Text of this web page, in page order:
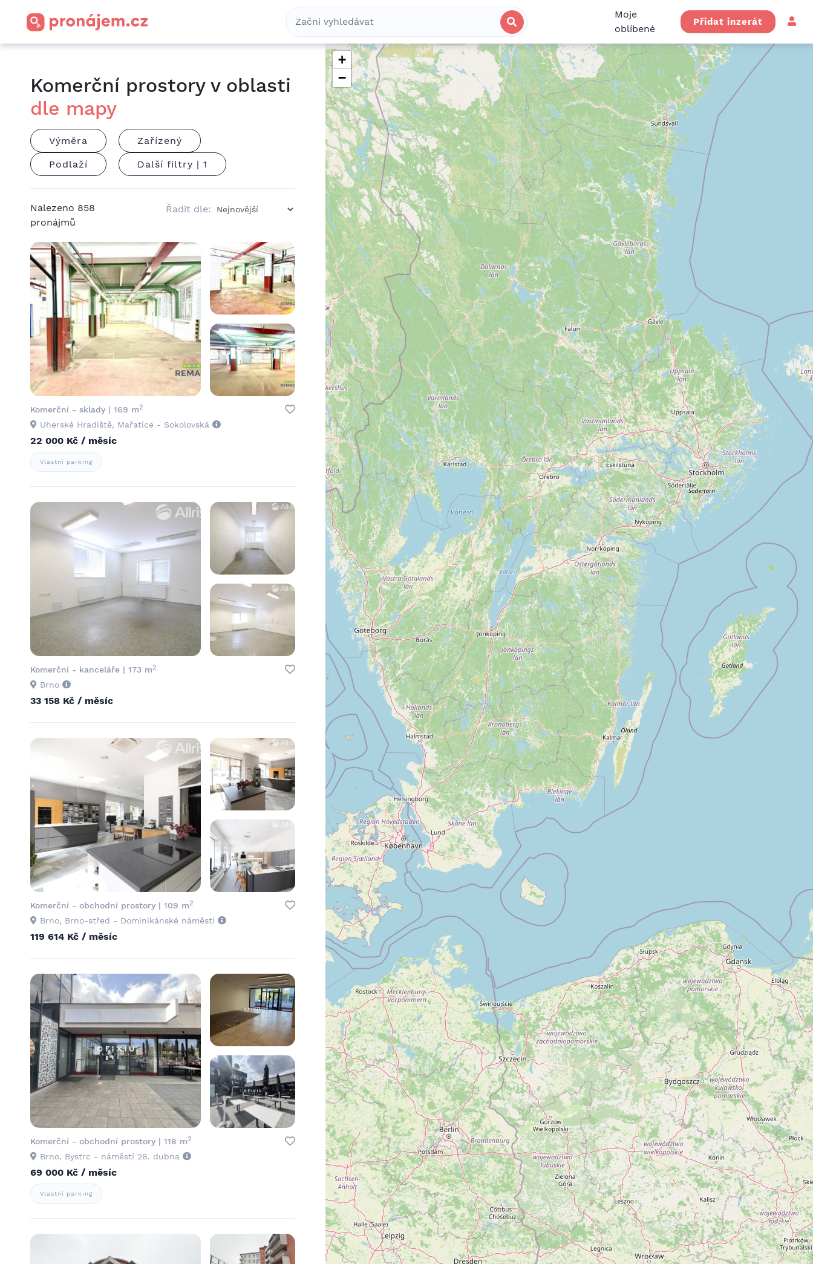
Komerční
Moje
oblíbené
Přidat inzerát
+
−
Komerční prostory v oblasti
dle mapy
Výměra Zařízený
Podlaží Další filtry | 1
Nalezeno 858
pronájmů
Řadit dle:
Komerční - sklady | 169 m2
Uherské Hradiště, Mařatice - Sokolovská
22 000 Kč / měsíc
Vlastní parking
Komerční - kanceláře | 173 m2
Brno
33 158 Kč / měsíc
Komerční - obchodní prostory | 109 m2
Brno, Brno-střed - Dominikánské náměstí
119 614 Kč / měsíc
Komerční - obchodní prostory | 118 m2
Brno, Bystrc - náměstí 28. dubna
69 000 Kč / měsíc
Vlastní parking